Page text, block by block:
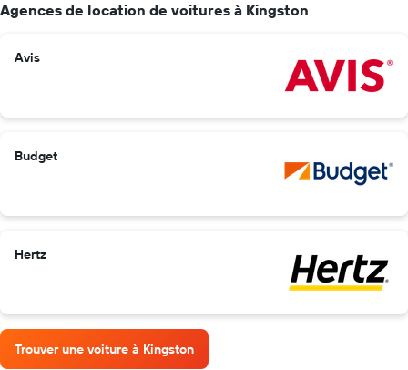
Agences de location de voitures à Kingston
Avis
Budget
Hertz
Trouver une voiture à Kingston